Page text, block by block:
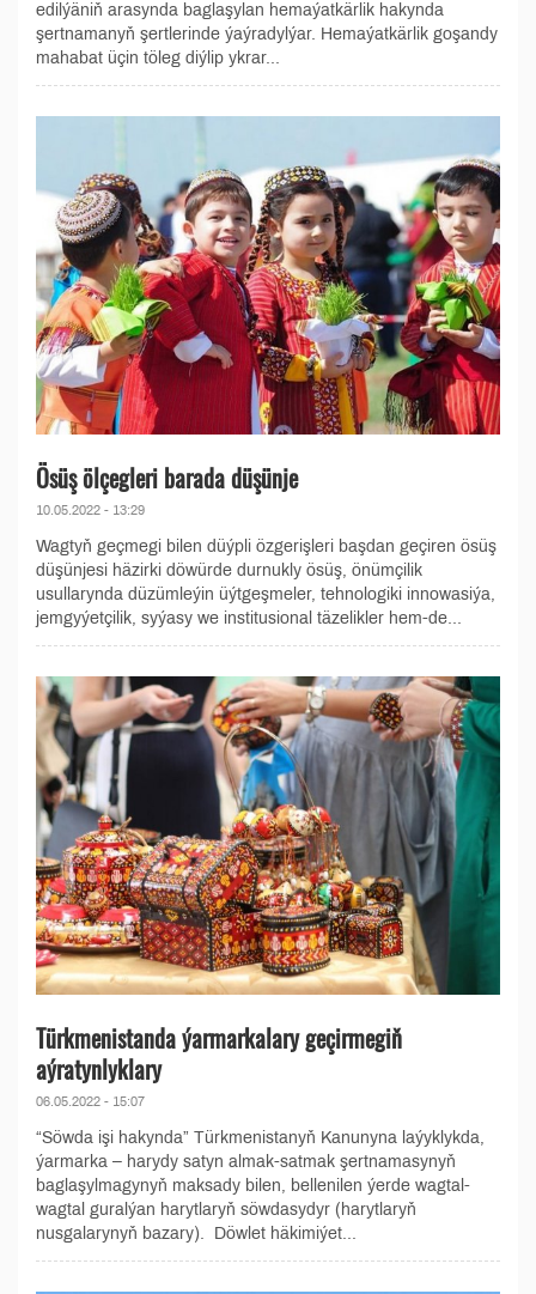
edilýäniň arasynda baglaşylan hemaýatkärlik hakynda
şertnamanyň şertlerinde ýaýradylýar. Hemaýatkärlik goşandy
mahabat üçin töleg diýlip ykrar...
Ösüş ölçegleri barada düşünje
10.05.2022 - 13:29
Wagtyň geçmegi bilen düýpli özgerişleri başdan geçiren ösüş
düşünjesi häzirki döwürde durnukly ösüş, önümçilik
usullarynda düzümleýin üýtgeşmeler, tehnologiki innowasiýa,
jemgyýetçilik, syýasy we institusional täzelikler hem-de...
Türkmenistanda ýarmarkalary geçirmegiň
aýratynlyklary
06.05.2022 - 15:07
“Söwda işi hakynda” Türkmenistanyň Kanunyna laýyklykda,
ýarmarka – harydy satyn almak-satmak şertnamasynyň
baglaşylmagynyň maksady bilen, bellenilen ýerde wagtal-
wagtal guralýan harytlaryň söwdasydyr (harytlaryň
nusgalarynyň bazary). Döwlet häkimiýet...